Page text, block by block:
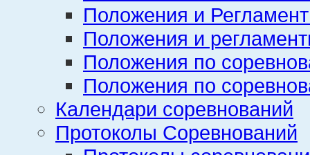
Положения и
Положения и
Положения по
Положения по
Календари соревнований
Протоколы Соревнований